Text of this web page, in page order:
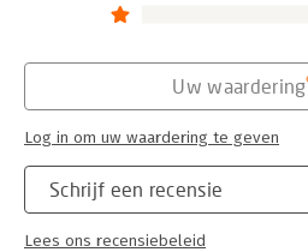
Schrijf een recensie
Lees ons recensiebeleid
Uw waardering
Log in om uw waardering te geven